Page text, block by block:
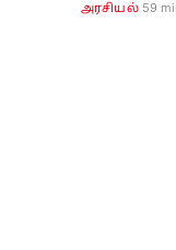
அரசியல் 59